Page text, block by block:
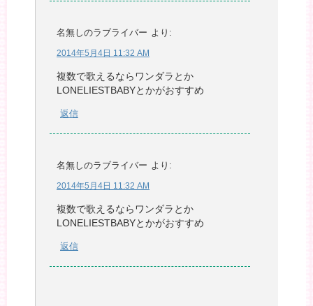
名無しのラブライバー より:
2014年5月4日 11:32 AM
複数で歌えるならワンダラとか
LONELIESTBABYとかがおすすめ
返信
名無しのラブライバー より:
2014年5月4日 11:32 AM
複数で歌えるならワンダラとか
LONELIESTBABYとかがおすすめ
返信